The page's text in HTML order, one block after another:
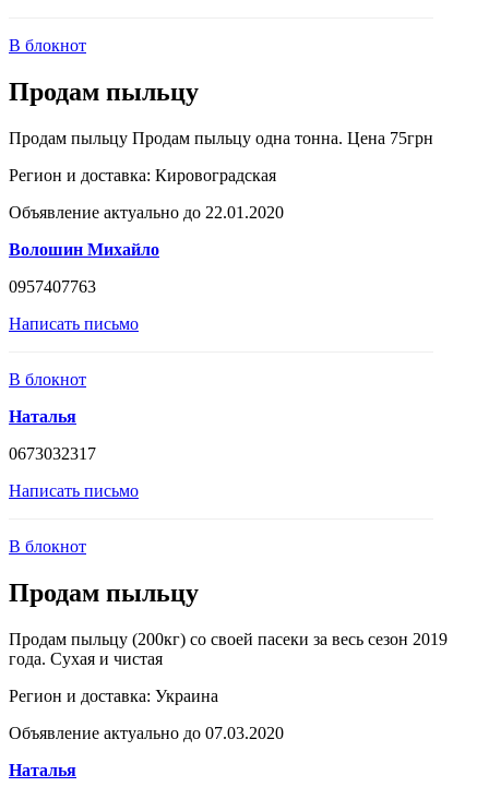
В блокнот
Продам пыльцу
Продам пыльцу Продам пыльцу одна тонна. Цена 75грн
Регион и доставка: Кировоградская
Объявление актуально до 22.01.2020
Волошин Михайло
0957407763
Написать письмо
В блокнот
Наталья
0673032317
Написать письмо
В блокнот
Продам пыльцу
Продам пыльцу (200кг) со своей пасеки за весь сезон 2019
года. Сухая и чистая
Регион и доставка: Украина
Объявление актуально до 07.03.2020
Наталья